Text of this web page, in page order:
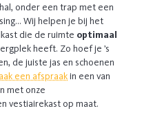
onder een trap met een
Wij helpen je bij het
die de ruimte optimaal
heeft. Zo hoef je ’s
de juiste jas en schoenen
een afspraakin een van
met onze
vestiairekast op maat.